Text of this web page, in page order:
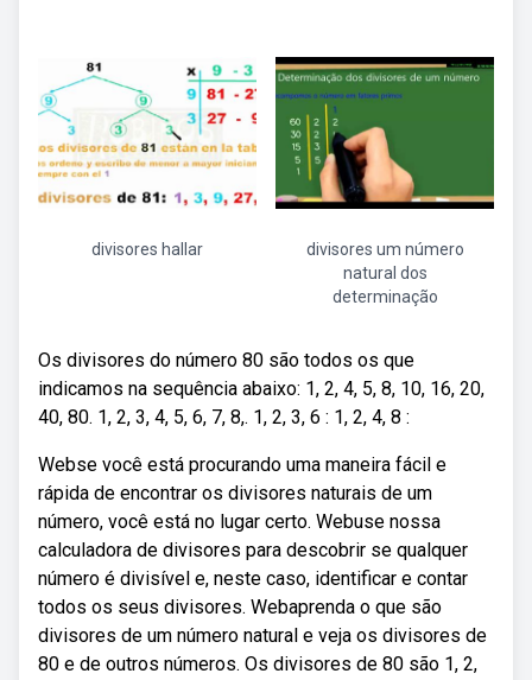
divisores hallar
divisores um número
natural dos
determinação
Os divisores do número 80 são todos os que
indicamos na sequência abaixo: 1, 2, 4, 5, 8, 10, 16, 20,
40, 80. 1, 2, 3, 4, 5, 6, 7, 8,. 1, 2, 3, 6 : 1, 2, 4, 8 :
Webse você está procurando uma maneira fácil e
rápida de encontrar os divisores naturais de um
número, você está no lugar certo. Webuse nossa
calculadora de divisores para descobrir se qualquer
número é divisível e, neste caso, identificar e contar
todos os seus divisores. Webaprenda o que são
divisores de um número natural e veja os divisores de
80 e de outros números. Os divisores de 80 são 1, 2,